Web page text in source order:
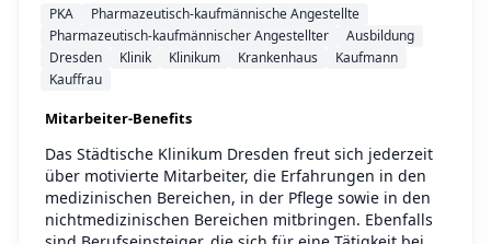
PKA
Pharmazeutisch-kaufmännische Angestellte
Pharmazeutisch-kaufmännischer Angestellter
Ausbildung
Dresden
Klinik Klinikum Krankenhaus
Kaufmann
Kauffrau
Mitarbeiter-Benefits
Das Städtische Klinikum Dresden freut sich jederzeit
über motivierte Mitarbeiter, die Erfahrungen in den
medizinischen Bereichen, in der Pflege sowie in den
nichtmedizinischen Bereichen mitbringen. Ebenfalls